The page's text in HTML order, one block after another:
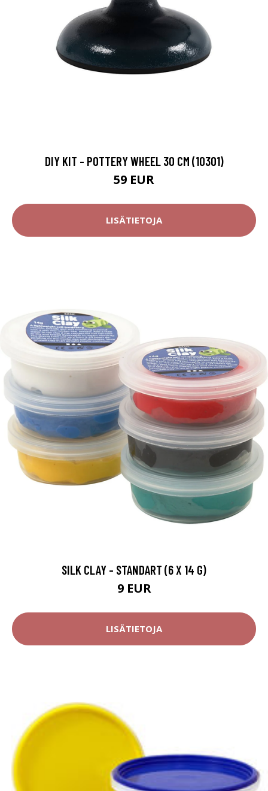
DIY KIT - POTTERY WHEEL 30 CM (10301)
59 EUR
LISÄTIETOJA
SILK CLAY - STANDART (6 X 14 G)
9 EUR
LISÄTIETOJA